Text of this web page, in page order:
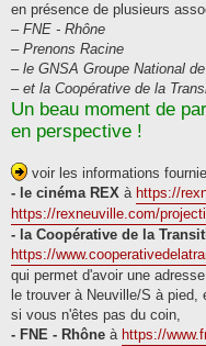
en présence de plusieurs
– FNE - Rhône
– Prenons Racine
– le GNSA Groupe National
– et la Coopérative de la
Un beau moment de
en perspective !
voir les informations
- le cinéma REX à https://
https://rexneuville.com/
- la Coopérative de la
https://
qui permet d'avoir une
le trouver à Neuville/S à pied,
si vous n'êtes pas du coin,
- FNE - Rhône à https://